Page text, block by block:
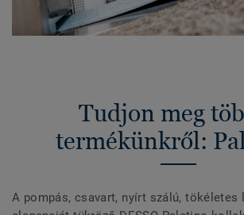
Tudjon meg
termékünkről:
A pompás, csavart, nyírt szálú, tökéletes